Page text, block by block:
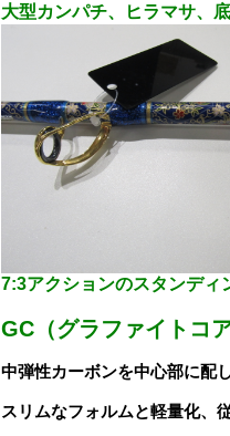
大型カンパチ、ヒラマサ、
7:3アクションのスタンディ
GC（グラファイトコ
中弾性カーボンを中心部に配
スリムなフォルムと軽量化、